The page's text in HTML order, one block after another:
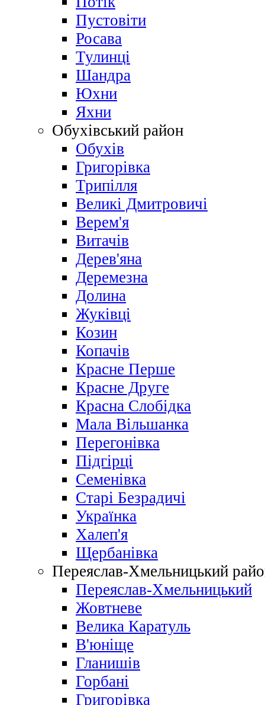
Пустовіти
Росава
Тулинці
Шандра
Юхни
Яхни
Обухівський район
Обухів
Григорівка
Трипілля
Великі Дмитровичі
Bерем'я
Витачів
Дерев'яна
Деремезна
Долина
Жуківці
Козин
Копачів
Красне Перше
Красне Друге
Красна Слобідка
Мала Вільшанка
Перегонівка
Підгірці
Семенівка
Старі Безрадичі
Українка
Халеп'я
Щербанівка
Переяслав-Хмельницький
Переяслав-Хмельницький
Жовтневе
Велика Каратуль
В'юніще
Гланишів
Горбані
Григорівка